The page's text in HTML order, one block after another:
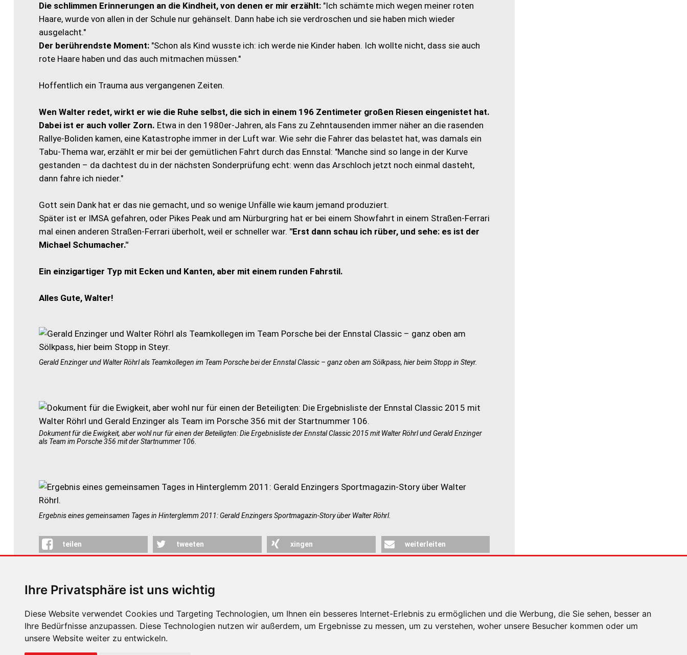
Ihre Privatsphäre ist uns wichtig
Diese Website verwendet Cookies und Targeting Technologien, um Ihnen ein besseres Internet-Erlebnis zu ermöglichen und die Werbung, die Sie sehen, besser an
Ihre Bedürfnisse anzupassen. Diese Technologien nutzen wir außerdem, um Ergebnisse zu messen, um zu verstehen, woher unsere Besucher kommen oder um
unsere Website weiter zu entwickeln.
Die schlimmen Erinnerungen an die Kindheit, von denen er mir erzählt:"Ich schämte mich wegen meiner roten
Haare, wurde von allen in der Schule nur gehänselt. Dann habe ich sie verdroschen und sie haben mich wieder
ausgelacht."
Der berührendste Moment:"Schon als Kind wusste ich: ich werde nie Kinder haben. Ich wollte nicht, dass sie auch
rote Haare haben und das auch mitmachen müssen."
Hoffentlich ein Trauma aus vergangenen Zeiten.
Wen Walter redet, wirkt er wie die Ruhe selbst, die sich in einem 196 Zentimeter großen Riesen eingenistet hat.
Dabei ist er auch voller Zorn. Etwa in den 1980er-Jahren, als Fans zu Zehntausenden immer näher an die rasenden
Rallye-Boliden kamen, eine Katastrophe immer in der Luft war. Wie sehr die Fahrer das belastet hat, was damals ein
Tabu-Thema war, erzählt er mir bei der gemütlichen Fahrt durch das Ennstal: "Manche sind so lange in der Kurve
gestanden – da dachtest du in der nächsten Sonderprüfung echt: wenn das Arschloch jetzt noch einmal dasteht,
dann fahre ich nieder."
Gott sein Dank hat er das nie gemacht, und so wenige Unfälle wie kaum jemand produziert.
Später ist er IMSA gefahren, oder Pikes Peak und am Nürburgring hat er bei einem Showfahrt in einem Straßen-Ferrari
mal einen anderen Straßen-Ferrari überholt, weil er schneller war. "Erst dann schau ich rüber, und sehe: es ist der
Michael Schumacher."
Ein einzigartiger Typ mit Ecken und Kanten, aber mit einem runden Fahrstil.
Alles Gute, Walter!
Gerald Enzinger und Walter Röhrl als Teamkollegen im Team Porsche bei der Ennstal Classic – ganz oben am Sölkpass, hier beim Stopp in Steyr.
Dokument für die Ewigkeit, aber wohl nur für einen der Beteiligten: Die Ergebnisliste der Ennstal Classic 2015 mit Walter Röhrl und Gerald Enzinger
als Team im Porsche 356 mit der Startnummer 106.
Ergebnis eines gemeinsamen Tages in Hinterglemm 2011: Gerald Enzingers Sportmagazin-Story über Walter Röhrl.
teilen tweeten xingen weiterleiten
ZURÜCK ZUR ÜBERSICHT